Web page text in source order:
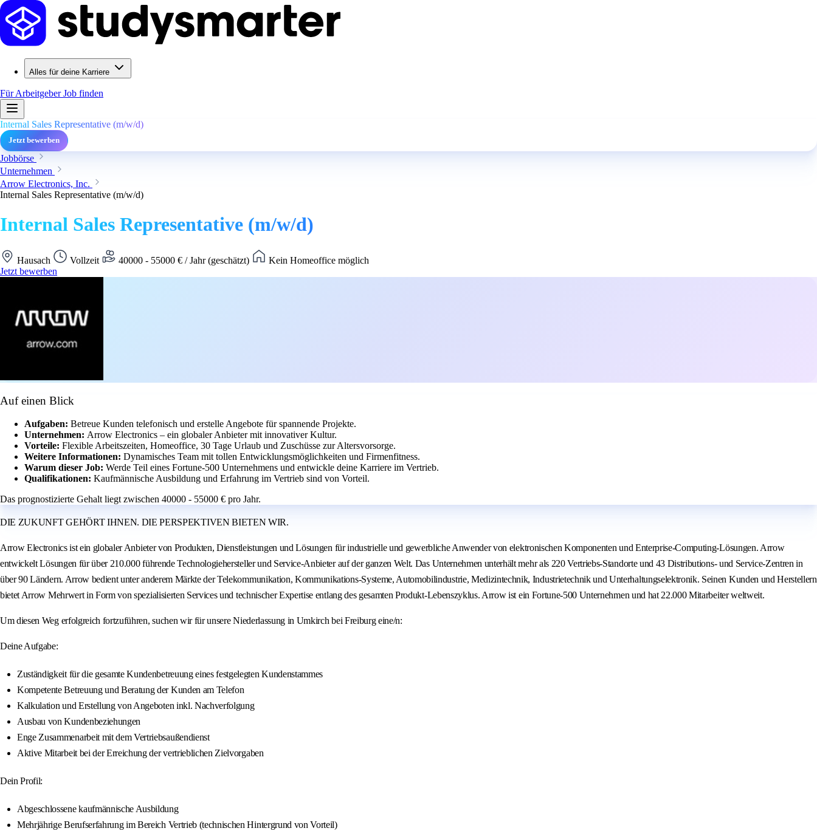
Alles für deine Karriere
Für ArbeitgeberJob finden
Internal Sales Representative (m/w/d)
Jetzt bewerben
Jobbörse
Unternehmen
Arrow Electronics, Inc.
Internal Sales Representative (m/w/d)
Internal Sales Representative (m/w/d)
Hausach Vollzeit 40000 - 55000 € / Jahr (geschätzt)
Kein Homeoffice möglich
Jetzt bewerben
Auf einen Blick
Aufgaben: Betreue Kunden telefonisch und erstelle Angebote für spannende Projekte.
Unternehmen: Arrow Electronics – ein globaler Anbieter mit innovativer Kultur.
Vorteile: Flexible Arbeitszeiten, Homeoffice, 30 Tage Urlaub und Zuschüsse zur Altersvorsorge.
Weitere Informationen: Dynamisches Team mit tollen Entwicklungsmöglichkeiten und Firmenfitness.
Warum dieser Job: Werde Teil eines Fortune-500 Unternehmens und entwickle deine Karriere im Vertrieb.
Qualifikationen: Kaufmännische Ausbildung und Erfahrung im Vertrieb sind von Vorteil.
Das prognostizierte Gehalt liegt zwischen 40000 - 55000 € pro Jahr.
DIE ZUKUNFT GEHÖRT IHNEN. DIE PERSPEKTIVEN BIETEN WIR.
Arrow Electronics ist ein globaler Anbieter von Produkten, Dienstleistungen und Lösungen für industrielle und gewerbliche Anwender von elektronischen Komponenten und Enterprise-Computing-Lösungen. Arrow
entwickelt Lösungen für über 210.000 führende Technologiehersteller und Service-Anbieter auf der ganzen Welt. Das Unternehmen unterhält mehr als 220 Vertriebs-Standorte und 43 Distributions- und Service-Zentren in
über 90 Ländern. Arrow bedient unter anderem Märkte der Telekommunikation, Kommunikations-Systeme, Automobilindustrie, Medizintechnik, Industrietechnik und Unterhaltungselektronik. Seinen Kunden und Herstellern
bietet Arrow Mehrwert in Form von spezialisierten Services und technischer Expertise entlang des gesamten Produkt-Lebenszyklus. Arrow ist ein Fortune-500 Unternehmen und hat 22.000 Mitarbeiter weltweit.
Um diesen Weg erfolgreich fortzuführen, suchen wir für unsere Niederlassung in Umkirch bei Freiburg eine/n:
Deine Aufgabe:
Zuständigkeit für die gesamte Kundenbetreuung eines festgelegten Kundenstammes
Kompetente Betreuung und Beratung der Kunden am Telefon
Kalkulation und Erstellung von Angeboten inkl. Nachverfolgung
Ausbau von Kundenbeziehungen
Enge Zusammenarbeit mit dem Vertriebsaußendienst
Aktive Mitarbeit bei der Erreichung der vertrieblichen Zielvorgaben
Dein Profil:
Abgeschlossene kaufmännische Ausbildung
Mehrjährige Berufserfahrung im Bereich Vertrieb (technischen Hintergrund von Vorteil)